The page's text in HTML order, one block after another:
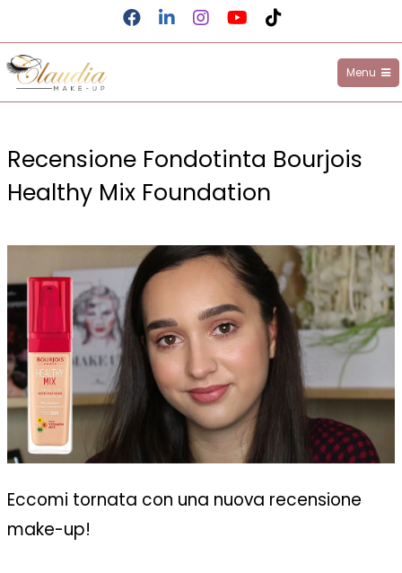
Claudia Make-up
Menu
Recensione Fondotinta Bourjois
Healthy Mix Foundation
Eccomi tornata con una nuova recensione
make-up!